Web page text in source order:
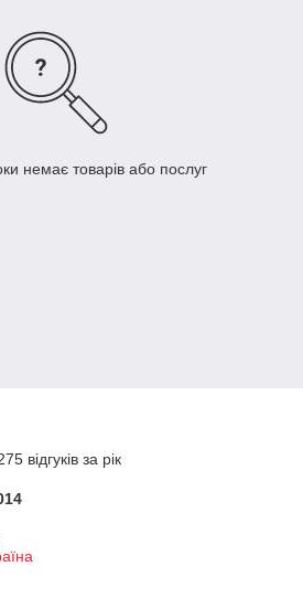
немає товарів або послуг
відгуків за рік